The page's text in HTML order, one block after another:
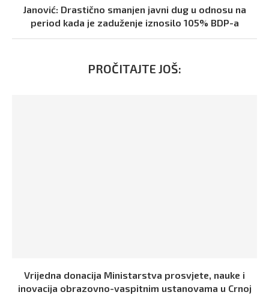
Janović: Drastično smanjen javni dug u odnosu na
period kada je zaduženje iznosilo 105% BDP-a
PROČITAJTE JOŠ:
Vrijedna donacija Ministarstva prosvjete, nauke i
inovacija obrazovno-vaspitnim ustanovama u Crnoj